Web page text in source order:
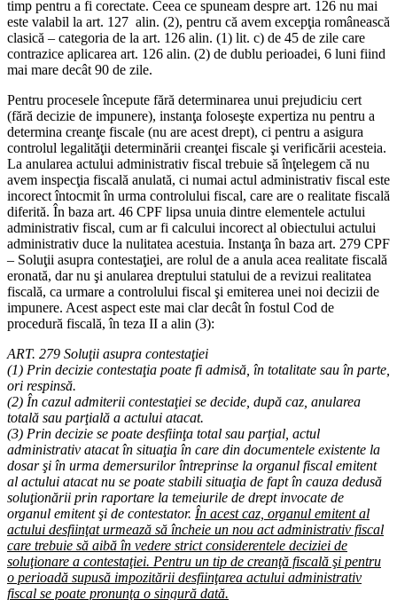
timp pentru a fi corectate. Ceea ce spuneam despre art. 126 nu mai
este valabil la art. 127 alin. (2), pentru că avem excepţia românească
clasică – categoria de la art. 126 alin. (1) lit. c) de 45 de zile care
contrazice aplicarea art. 126 alin. (2) de dublu perioadei, 6 luni fiind
mai mare decât 90 de zile.
Pentru procesele începute fără determinarea unui prejudiciu cert
(fără decizie de impunere), instanţa foloseşte expertiza nu pentru a
determina creanţe fiscale (nu are acest drept), ci pentru a asigura
controlul legalităţii determinării creanţei fiscale şi verificării acesteia.
La anularea actului administrativ fiscal trebuie să înţelegem că nu
avem inspecţia fiscală anulată, ci numai actul administrativ fiscal este
incorect întocmit în urma controlului fiscal, care are o realitate fiscală
diferită. În baza art. 46 CPF lipsa unuia dintre elementele actului
administrativ fiscal, cum ar fi calcului incorect al obiectului actului
administrativ duce la nulitatea acestuia. Instanţa în baza art. 279 CPF
– Soluţii asupra contestaţiei, are rolul de a anula acea realitate fiscală
eronată, dar nu şi anularea dreptului statului de a revizui realitatea
fiscală, ca urmare a controlului fiscal şi emiterea unei noi decizii de
impunere. Acest aspect este mai clar decât în fostul Cod de
procedură fiscală, în teza II a alin (3):
ART. 279 Soluţii asupra contestaţiei
(1) Prin decizie contestaţia poate fi admisă, în totalitate sau în parte,
ori respinsă.
(2) În cazul admiterii contestaţiei se decide, după caz, anularea
totală sau parţială a actului atacat.
(3) Prin decizie se poate desfiinţa total sau parţial, actul
administrativ atacat în situaţia în care din documentele existente la
dosar şi în urma demersurilor întreprinse la organul fiscal emitent
al actului atacat nu se poate stabili situaţia de fapt în cauza dedusă
soluţionării prin raportare la temeiurile de drept invocate de
organul emitent şi de contestator. În acest caz, organul emitent al
actului desfiinţat urmează să încheie un nou act administrativ fiscal
care trebuie să aibă în vedere strict considerentele deciziei de
soluţionare a contestaţiei. Pentru un tip de creanţă fiscală şi pentru
o perioadă supusă impozitării desfiinţarea actului administrativ
fiscal se poate pronunţa o singură dată.